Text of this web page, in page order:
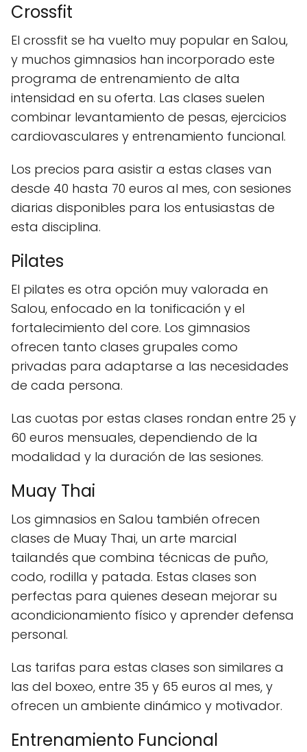
Crossfit
El crossfit se ha vuelto muy popular en Salou,
y muchos gimnasios han incorporado este
programa de entrenamiento de alta
intensidad en su oferta. Las clases suelen
combinar levantamiento de pesas, ejercicios
cardiovasculares y entrenamiento funcional.
Los precios para asistir a estas clases van
desde 40 hasta 70 euros al mes, con sesiones
diarias disponibles para los entusiastas de
esta disciplina.
Pilates
El pilates es otra opción muy valorada en
Salou, enfocado en la tonificación y el
fortalecimiento del core. Los gimnasios
ofrecen tanto clases grupales como
privadas para adaptarse a las necesidades
de cada persona.
Las cuotas por estas clases rondan entre 25 y
60 euros mensuales, dependiendo de la
modalidad y la duración de las sesiones.
Muay Thai
Los gimnasios en Salou también ofrecen
clases de Muay Thai, un arte marcial
tailandés que combina técnicas de puño,
codo, rodilla y patada. Estas clases son
perfectas para quienes desean mejorar su
acondicionamiento físico y aprender defensa
personal.
Las tarifas para estas clases son similares a
las del boxeo, entre 35 y 65 euros al mes, y
ofrecen un ambiente dinámico y motivador.
Entrenamiento Funcional